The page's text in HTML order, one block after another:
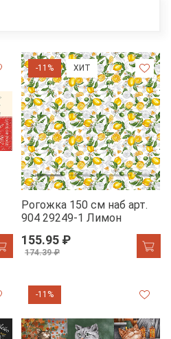
-11% ХИТ
Рогожка 150 см наб арт.
904 29249-1 Лимон
155.95 ₽
174.39 ₽
-11%